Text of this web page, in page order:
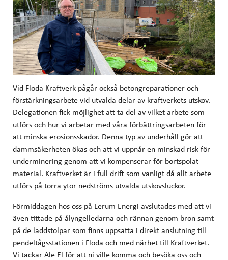
Vid Floda Kraftverk pågår också betongreparationer och
förstärkningsarbete vid utvalda delar av kraftverkets utskov.
Delegationen fick möjlighet att ta del av vilket arbete som
utförs och hur vi arbetar med våra förbättringsarbeten för
att minska erosionsskador. Denna typ av underhåll gör att
dammsäkerheten ökas och att vi uppnår en minskad risk för
underminering genom att vi kompenserar för bortspolat
material. Kraftverket är i full drift som vanligt då allt arbete
utförs på torra ytor nedströms utvalda utskovsluckor.
Förmiddagen hos oss på Lerum Energi avslutades med att vi
även tittade på ålyngelledarna och rännan genom bron samt
på de laddstolpar som finns uppsatta i direkt anslutning till
pendeltågsstationen i Floda och med närhet till Kraftverket.
Vi tackar Ale El för att ni ville komma och besöka oss och